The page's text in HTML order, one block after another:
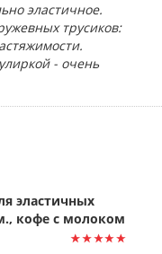
эластичное.
трусиков:
- очень
эластичных
кофе с молоком